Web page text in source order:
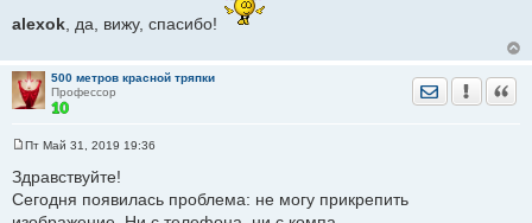
б
и
е
alexok, да, вижу, спасибо!
500 метров красной тряпки
Профессор
Отправить
о
б
Пт Май 31, 2019 19:36
Здравствуйте!
Сегодня появилась проблема: не могу прикрепить